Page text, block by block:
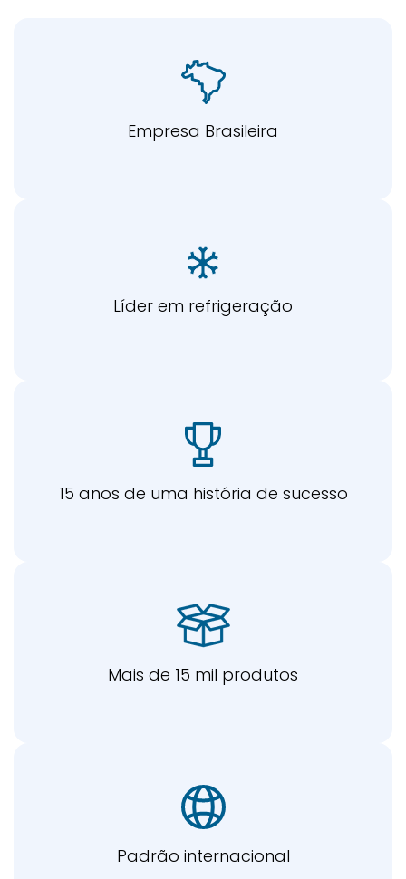
Empresa Brasileira
Líder em refrigeração
15 anos de uma história de sucesso
Mais de 15 mil produtos
Padrão internacional